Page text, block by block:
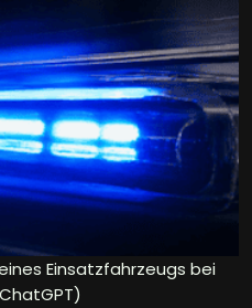
Einsatzfahrzeugs bei